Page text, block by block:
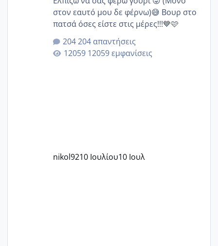
στον εαυτό μου δε φέρνω)😅 Βουρ στο
πατσά όσες είστε στις μέρες!!!💙🩷
204 απαντήσεις
12059 εμφανίσεις
nikol9210 Ιουλίου10 Ιουλ